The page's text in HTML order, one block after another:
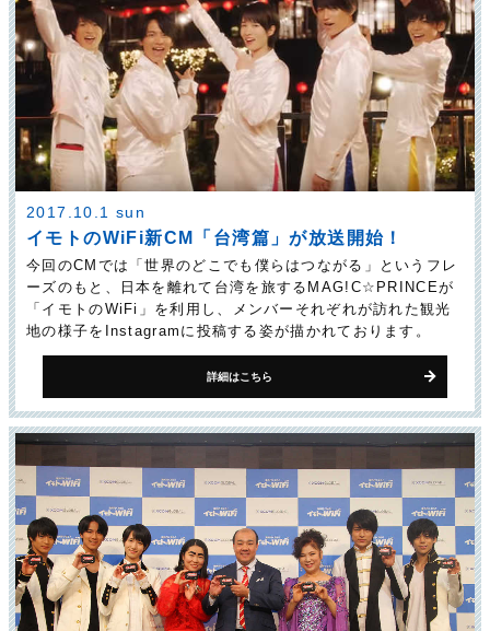
2017.10.1 sun
イモトのWiFi新CM「台湾篇」が放送開始！
今回のCMでは「世界のどこでも僕らはつながる」というフレ
ーズのもと、日本を離れて台湾を旅するMAG!C☆PRINCEが
「イモトのWiFi」を利用し、メンバーそれぞれが訪れた観光
地の様子をInstagramに投稿する姿が描かれております。
詳細はこちら